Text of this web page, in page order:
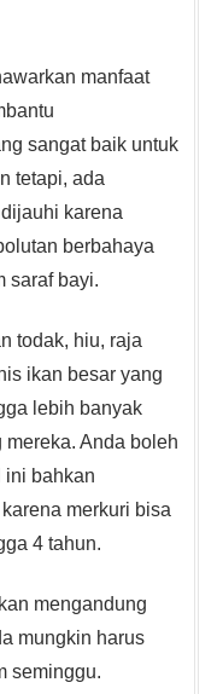
manfaat
sangat baik untuk
tetapi, ada
karena
berbahaya
saraf bayi.
todak, hiu, raja
ikan besar yang
lebih banyak
Anda boleh
ini bahkan
merkuri bisa
4 tahun.
mengandung
mungkin harus
seminggu.